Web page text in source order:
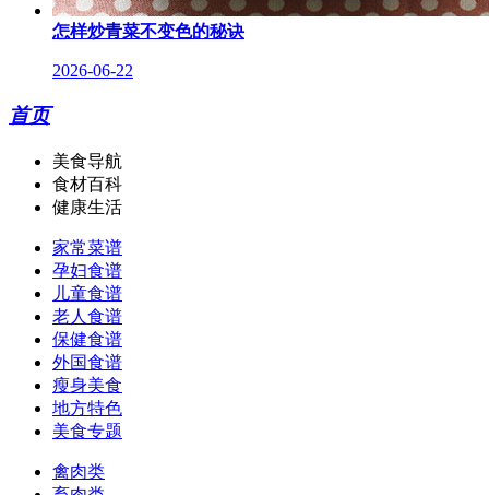
怎样炒青菜不变色的秘诀
2026-06-22
首页
美食导航
食材百科
健康生活
家常菜谱
孕妇食谱
儿童食谱
老人食谱
保健食谱
外国食谱
瘦身美食
地方特色
美食专题
禽肉类